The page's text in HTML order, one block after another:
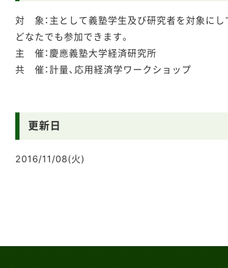
対 象：主として義塾学生及び研究者を対象にし
どなたでも参加できます。
主 催：慶應義塾大学経済研究所
共 催：計量、応用経済学ワークショップ
更新日
2016/11/08(火)